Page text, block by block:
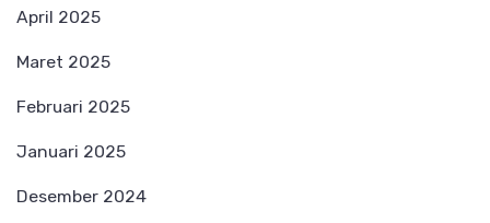
April 2025
Maret 2025
Februari 2025
Januari 2025
Desember 2024